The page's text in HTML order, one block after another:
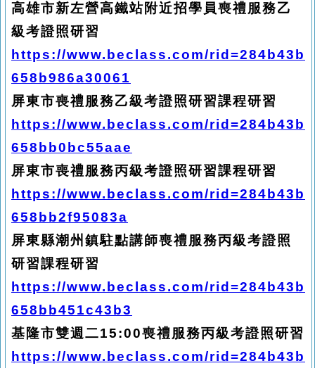
高雄市新左營高鐵站附近招學員喪禮服務乙
級考證照研習
https://www.beclass.com/rid=284b43b
658b986a30061
屏東市喪禮服務乙級考證照研習課程研習
https://www.beclass.com/rid=284b43b
658bb0bc55aae
屏東市喪禮服務丙級考證照研習課程研習
https://www.beclass.com/rid=284b43b
658bb2f95083a
屏東縣潮州鎮駐點講師喪禮服務丙級考證照
研習課程研習
https://www.beclass.com/rid=284b43b
658bb451c43b3
基隆市雙週二15:00喪禮服務丙級考證照研習
https://www.beclass.com/rid=284b43b